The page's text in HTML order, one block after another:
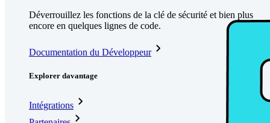
Déverrouillez les fonctions de la clé de sécurité et bien plus
encore en quelques lignes de code.
Documentation du Développeur
Explorer davantage
Intégrations